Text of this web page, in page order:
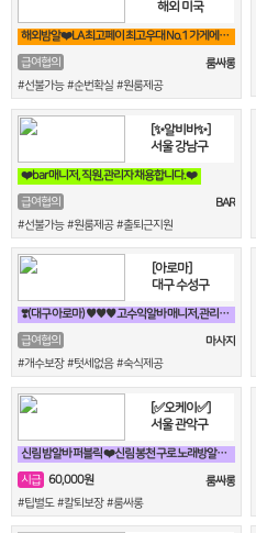
해외 미국
해외밤알❤️LA 최고페이 최고우대 No.1 가게에서 직원 모집합니다❤️
급여협의
룸싸롱
#선불가능 #순번확실 #원룸제공
[✨알비바✨]
서울 강남구
❤️bar 매니저, 직원,관리자 채용합니다.❤️
급여협의
BAR
#선불가능 #원룸제공 #출퇴근지원
[아로마]
대구 수성구
❣️(대구 아로마) ♥♥♥ 고수익알바 매니저,관리사 급구 ♥♥♥❣️
급여협의
마사지
#개수보장 #텃세없음 #숙식제공
[✅오케이✅]
서울 관악구
신림 밤알바 퍼블릭 ❤️신림 봉천 구로 노래방알바 구해요❤️
시급 60,000원
룸싸롱
#팁별도 #칼퇴보장 #룸싸롱